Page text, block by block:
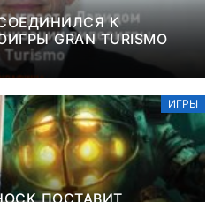
К
GRAN TURISMO
ИГРЫ